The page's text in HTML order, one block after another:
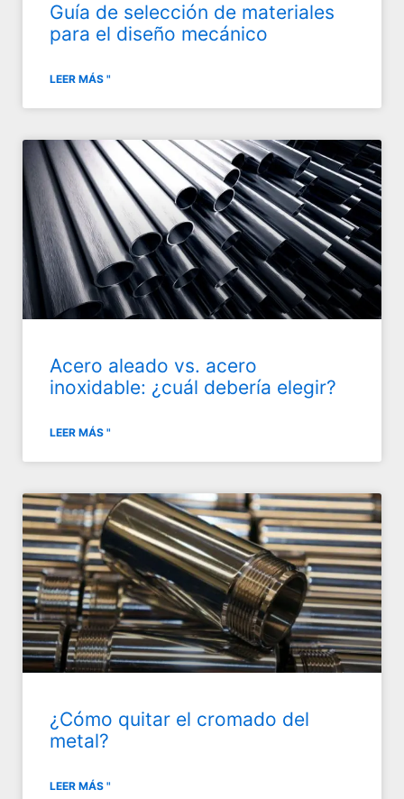
Guía de selección de materiales
para el diseño mecánico
LEER MÁS "
Acero aleado vs. acero
inoxidable: ¿cuál debería elegir?
LEER MÁS "
¿Cómo quitar el cromado del
metal?
LEER MÁS "